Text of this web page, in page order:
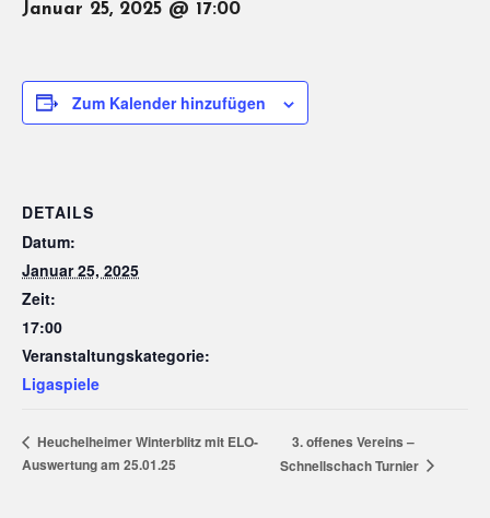
Januar 25, 2025 @ 17:00
Zum Kalender hinzufügen
DETAILS
Datum:
Januar 25, 2025
Zeit:
17:00
Veranstaltungskategorie:
Ligaspiele
Heuchelheimer Winterblitz mit ELO-
Auswertung am 25.01.25
3. offenes Vereins –
Schnellschach Turnier